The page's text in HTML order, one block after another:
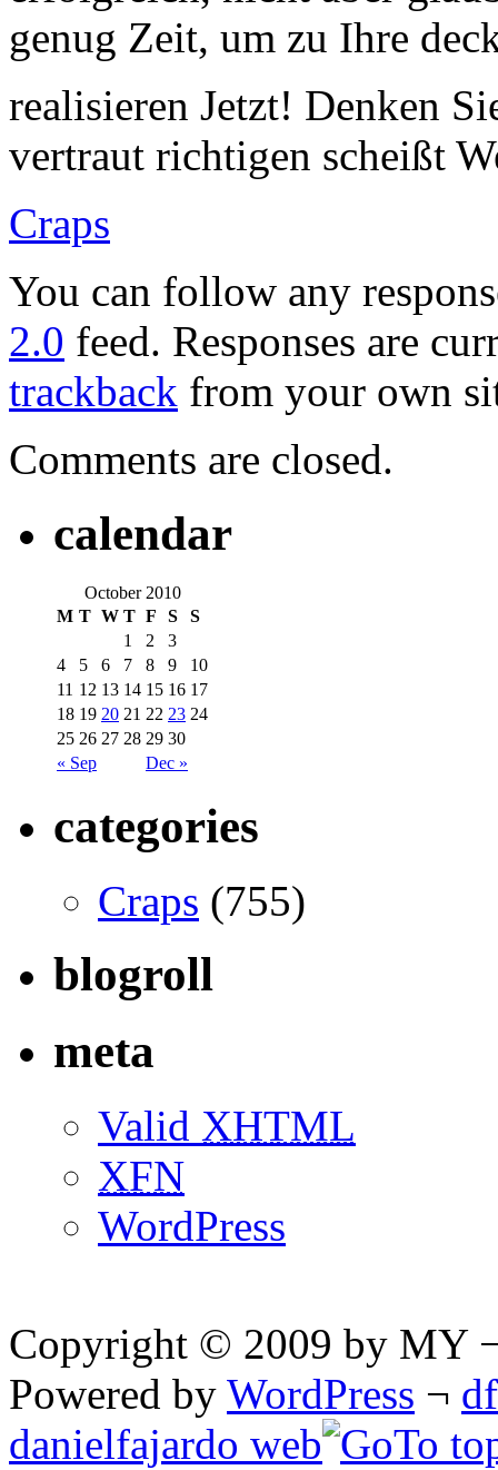
genug Zeit, um zu Ihre
realisieren Jetzt! Denken
vertraut richtigen scheißt
Craps
You can follow any
2.0 feed. Responses are
trackback from your own
Comments are closed.
calendar
October 2010
M T W T F S S
« Sep Dec »
1 2
3
4
5 6 7 8 9
10
11 12 13 14 15 16 17
18 19 20 21 22 23 24
25 26 27 28 29 30
categories
Craps (755)
blogroll
meta
Valid XHTML
XFN
WordPress
Copyright © 2009 by MY
Powered by WordPress ¬
danielfajardo web